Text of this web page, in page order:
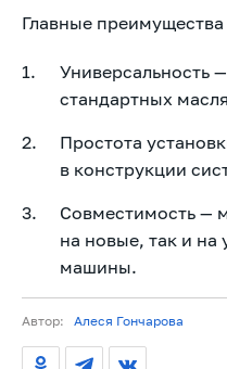
Главные
Универсальность
стандартных
Простота
в конструкции
Совместимость —
на новые, так и
машины.
Автор: Алеся Гончарова